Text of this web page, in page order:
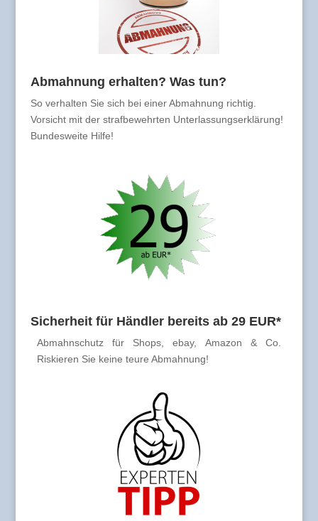
Abmahnung erhalten? Was tun?
So verhalten Sie sich bei einer Abmahnung richtig.
Vorsicht mit der strafbewehrten Unterlassungserklärung!
Bundesweite Hilfe!
Sicherheit für Händler bereits ab 29 EUR*
Abmahnschutz für Shops, ebay, Amazon & Co.
Riskieren Sie keine teure Abmahnung!